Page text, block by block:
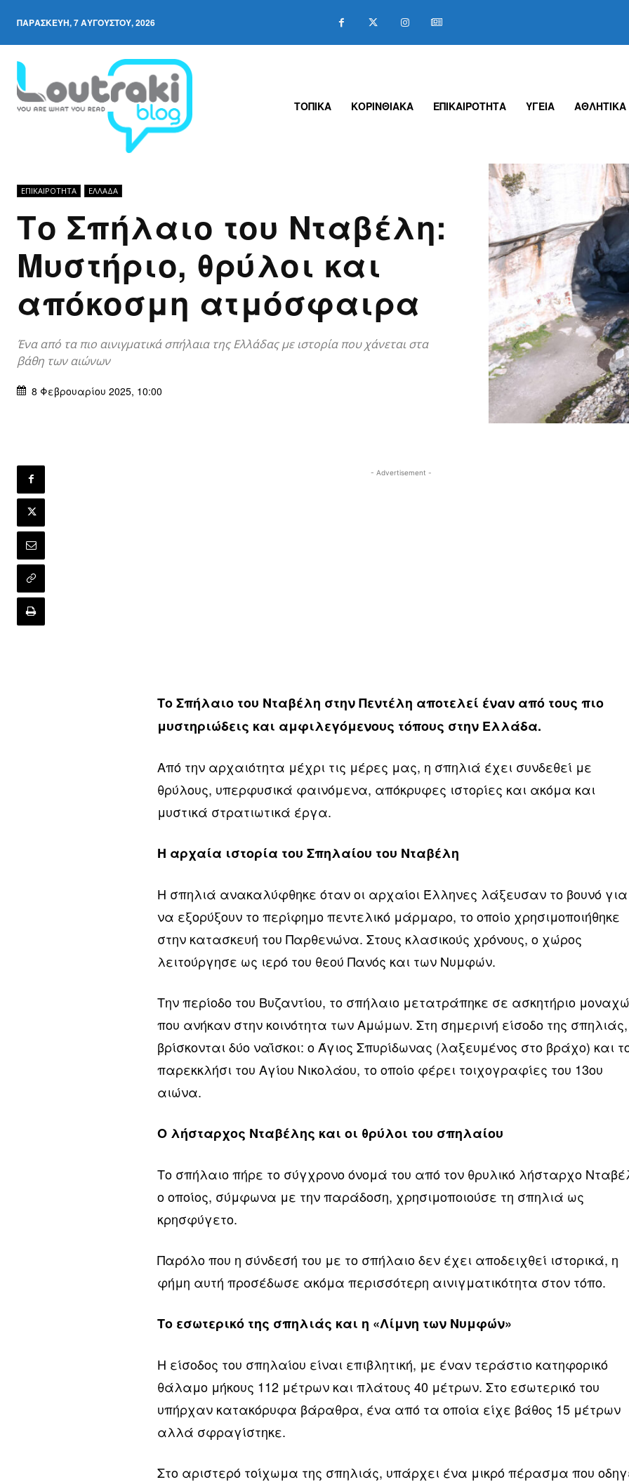
ΠΑΡΑΣΚΕΥΉ, 7 ΑΥΓΟΎΣΤΟΥ, 2026
ΤΟΠΙΚΑ ΚΟΡΙΝΘΙΑΚΑ ΕΠΙΚΑΙΡΟΤΗΤΑ ΥΓΕΙΑ ΑΘΛΗΤΙΚΑ
ΕΠΙΚΑΙΡΟΤΗΤΑ ΕΛΛΆΔΑ
Το Σπήλαιο του Νταβέλη:
Μυστήριο, θρύλοι και
απόκοσμη ατμόσφαιρα
Ένα από τα πιο αινιγματικά σπήλαια της Ελλάδας με ιστορία που χάνεται στα
βάθη των αιώνων
8 Φεβρουαρίου 2025, 10:00
- Advertisement -
Το Σπήλαιο του Νταβέλη στην Πεντέλη αποτελεί έναν από τους πιο
μυστηριώδεις και αμφιλεγόμενους τόπους στην Ελλάδα.
Από την αρχαιότητα μέχρι τις μέρες μας, η σπηλιά έχει συνδεθεί με
θρύλους, υπερφυσικά φαινόμενα, απόκρυφες ιστορίες και ακόμα και
μυστικά στρατιωτικά έργα.
Η αρχαία ιστορία του Σπηλαίου του Νταβέλη
Η σπηλιά ανακαλύφθηκε όταν οι αρχαίοι Έλληνες λάξευσαν το βουνό για
να εξορύξουν το περίφημο πεντελικό μάρμαρο, το οποίο χρησιμοποιήθηκε
στην κατασκευή του Παρθενώνα. Στους κλασικούς χρόνους, ο χώρος
λειτούργησε ως ιερό του θεού Πανός και των Νυμφών.
Την περίοδο του Βυζαντίου, το σπήλαιο μετατράπηκε σε ασκητήριο
που ανήκαν στην κοινότητα των Αμώμων. Στη σημερινή είσοδο της σπηλιάς,
βρίσκονται δύο ναΐσκοι: ο Άγιος Σπυρίδωνας (λαξευμένος στο βράχο) και
παρεκκλήσι του Αγίου Νικολάου, το οποίο φέρει τοιχογραφίες του 13ου
αιώνα.
Ο λήσταρχος Νταβέλης και οι θρύλοι του σπηλαίου
Το σπήλαιο πήρε το σύγχρονο όνομά του από τον θρυλικό λήσταρχο
ο οποίος, σύμφωνα με την παράδοση, χρησιμοποιούσε τη σπηλιά ως
κρησφύγετο.
Παρόλο που η σύνδεσή του με το σπήλαιο δεν έχει αποδειχθεί ιστορικά, η
φήμη αυτή προσέδωσε ακόμα περισσότερη αινιγματικότητα στον τόπο.
Το εσωτερικό της σπηλιάς και η «Λίμνη των Νυμφών»
Η είσοδος του σπηλαίου είναι επιβλητική, με έναν τεράστιο κατηφορικό
θάλαμο μήκους 112 μέτρων και πλάτους 40 μέτρων. Στο εσωτερικό του
υπήρχαν κατακόρυφα βάραθρα, ένα από τα οποία είχε βάθος 15 μέτρων
αλλά σφραγίστηκε.
Στο αριστερό τοίχωμα της σπηλιάς, υπάρχει ένα μικρό πέρασμα που